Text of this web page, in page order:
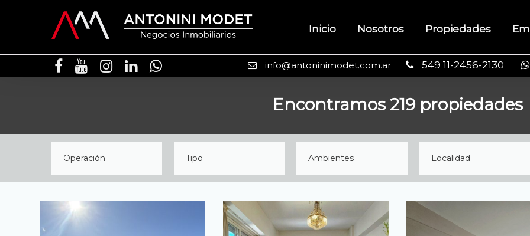
Inicio Nosotros Propiedades
info@antoninimodet.com.ar 549 11-2456-2130
Encontramos 219 propiedades